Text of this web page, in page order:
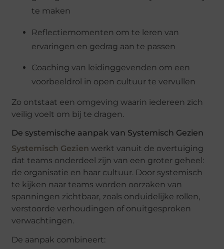
te maken
Reflectiemomenten om te leren van
ervaringen en gedrag aan te passen
Coaching van leidinggevenden om een
voorbeeldrol in open cultuur te vervullen
Zo ontstaat een omgeving waarin iedereen zich
veilig voelt om bij te dragen.
De systemische aanpak van Systemisch Gezien
Systemisch Gezien werkt vanuit de overtuiging
dat teams onderdeel zijn van een groter geheel:
de organisatie en haar cultuur. Door systemisch
te kijken naar teams worden oorzaken van
spanningen zichtbaar, zoals onduidelijke rollen,
verstoorde verhoudingen of onuitgesproken
verwachtingen.
De aanpak combineert: